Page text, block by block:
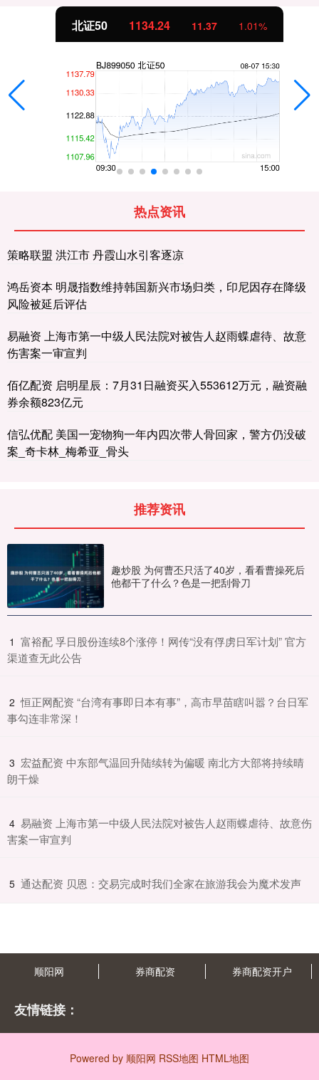
北证50 1134.24 11.37 1.01%
热点资讯
策略联盟 洪江市 丹霞山水引客逐凉
鸿岳资本 明晟指数维持韩国新兴市场归类，印尼因存在降级
风险被延后评估
易融资 上海市第一中级人民法院对被告人赵雨蝶虐待、故意
伤害案一审宣判
佰亿配资 启明星辰：7月31日融资买入553612万元，融资融
券余额823亿元
信弘优配 美国一宠物狗一年内四次带人骨回家，警方仍没破
案_奇卡林_梅希亚_骨头
推荐资讯
趣炒股 为何曹丕只活了40岁，看看曹操死后
他都干了什么？色是一把刮骨刀
1 ​富裕配 孚日股份连续8个涨停！网传“没有俘虏日军计划” 官方
渠道查无此公告
2 ​恒正网配资 “台湾有事即日本有事”，高市早苗瞎叫嚣？台日军
事勾连非常深！
3 ​宏益配资 中东部气温回升陆续转为偏暖 南北方大部将持续晴
朗干燥
4 ​易融资 上海市第一中级人民法院对被告人赵雨蝶虐待、故意伤
害案一审宣判
5 ​通达配资 贝恩：交易完成时我们全家在旅游我会为魔术发声
顺阳网 券商配资 券商配资开户
友情链接：
Powered by 顺阳网 RSS地图 HTML地图